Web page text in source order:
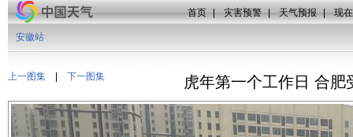
首页 | 灾害预警 | 天气预报 | 现
上一图集 下一图集
安徽站
虎年第一个工作日 合